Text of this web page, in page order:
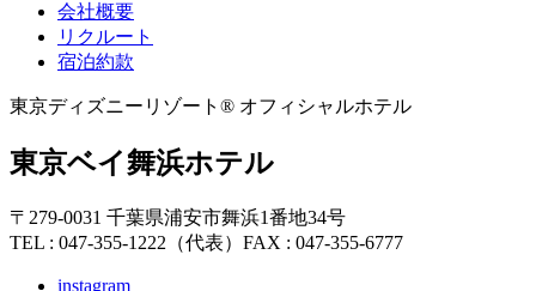
会社概要
リクルート
宿泊約款
東京ディズニーリゾート® オフィシャルホテル
東京ベイ舞浜ホテル
〒279-0031 千葉県浦安市舞浜1番地34号
TEL : 047-355-1222（代表） FAX : 047-355-6777
instagram